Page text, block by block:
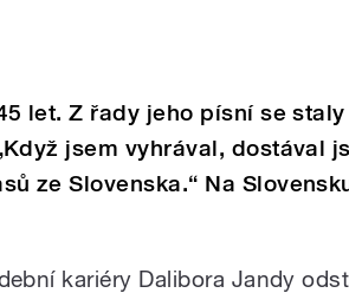
let. Z řady jeho písní se
jsem vyhrával, dostával
ze Slovenska.“ Na
kariéry Dalibora Jandy